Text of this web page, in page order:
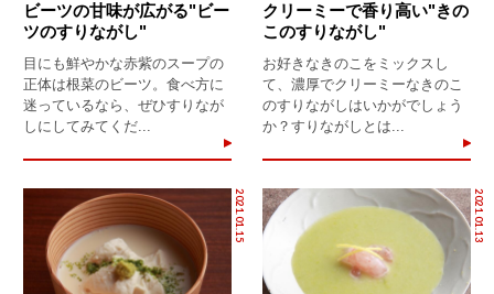
ビーツの甘味が広がる"ビー
ツのすりながし"
目にも鮮やかな赤紫のスープの
正体は根菜のビーツ。食べ方に
迷っているなら、ぜひすりなが
しにしてみてくだ...
クリーミーで香り高い"きの
このすりながし"
お好きなきのこをミックスし
て、濃厚でクリーミーなきのこ
のすりながしはいかがでしょう
か？すりながしとは...
2021.01.15 2021.01.13